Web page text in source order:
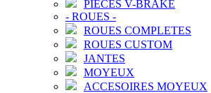
PIECES V-BRAKE
- ROUES -
ROUES COMPLETES
ROUES CUSTOM
JANTES
MOYEUX
ACCESOIRES MOYEUX